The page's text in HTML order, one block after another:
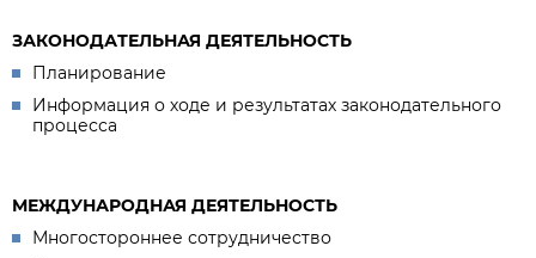
ЗАКОНОДАТЕЛЬНАЯ ДЕЯТЕЛЬНОСТЬ
Планирование
Информация о ходе и результатах законодательного
процесса
МЕЖДУНАРОДНАЯ ДЕЯТЕЛЬНОСТЬ
Многостороннее сотрудничество